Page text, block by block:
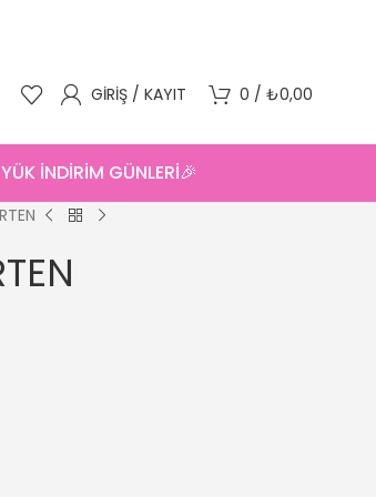
GIRIŞ / KAYIT 0 / ₺0,00
İNDİRİM GÜNLERİ🎉